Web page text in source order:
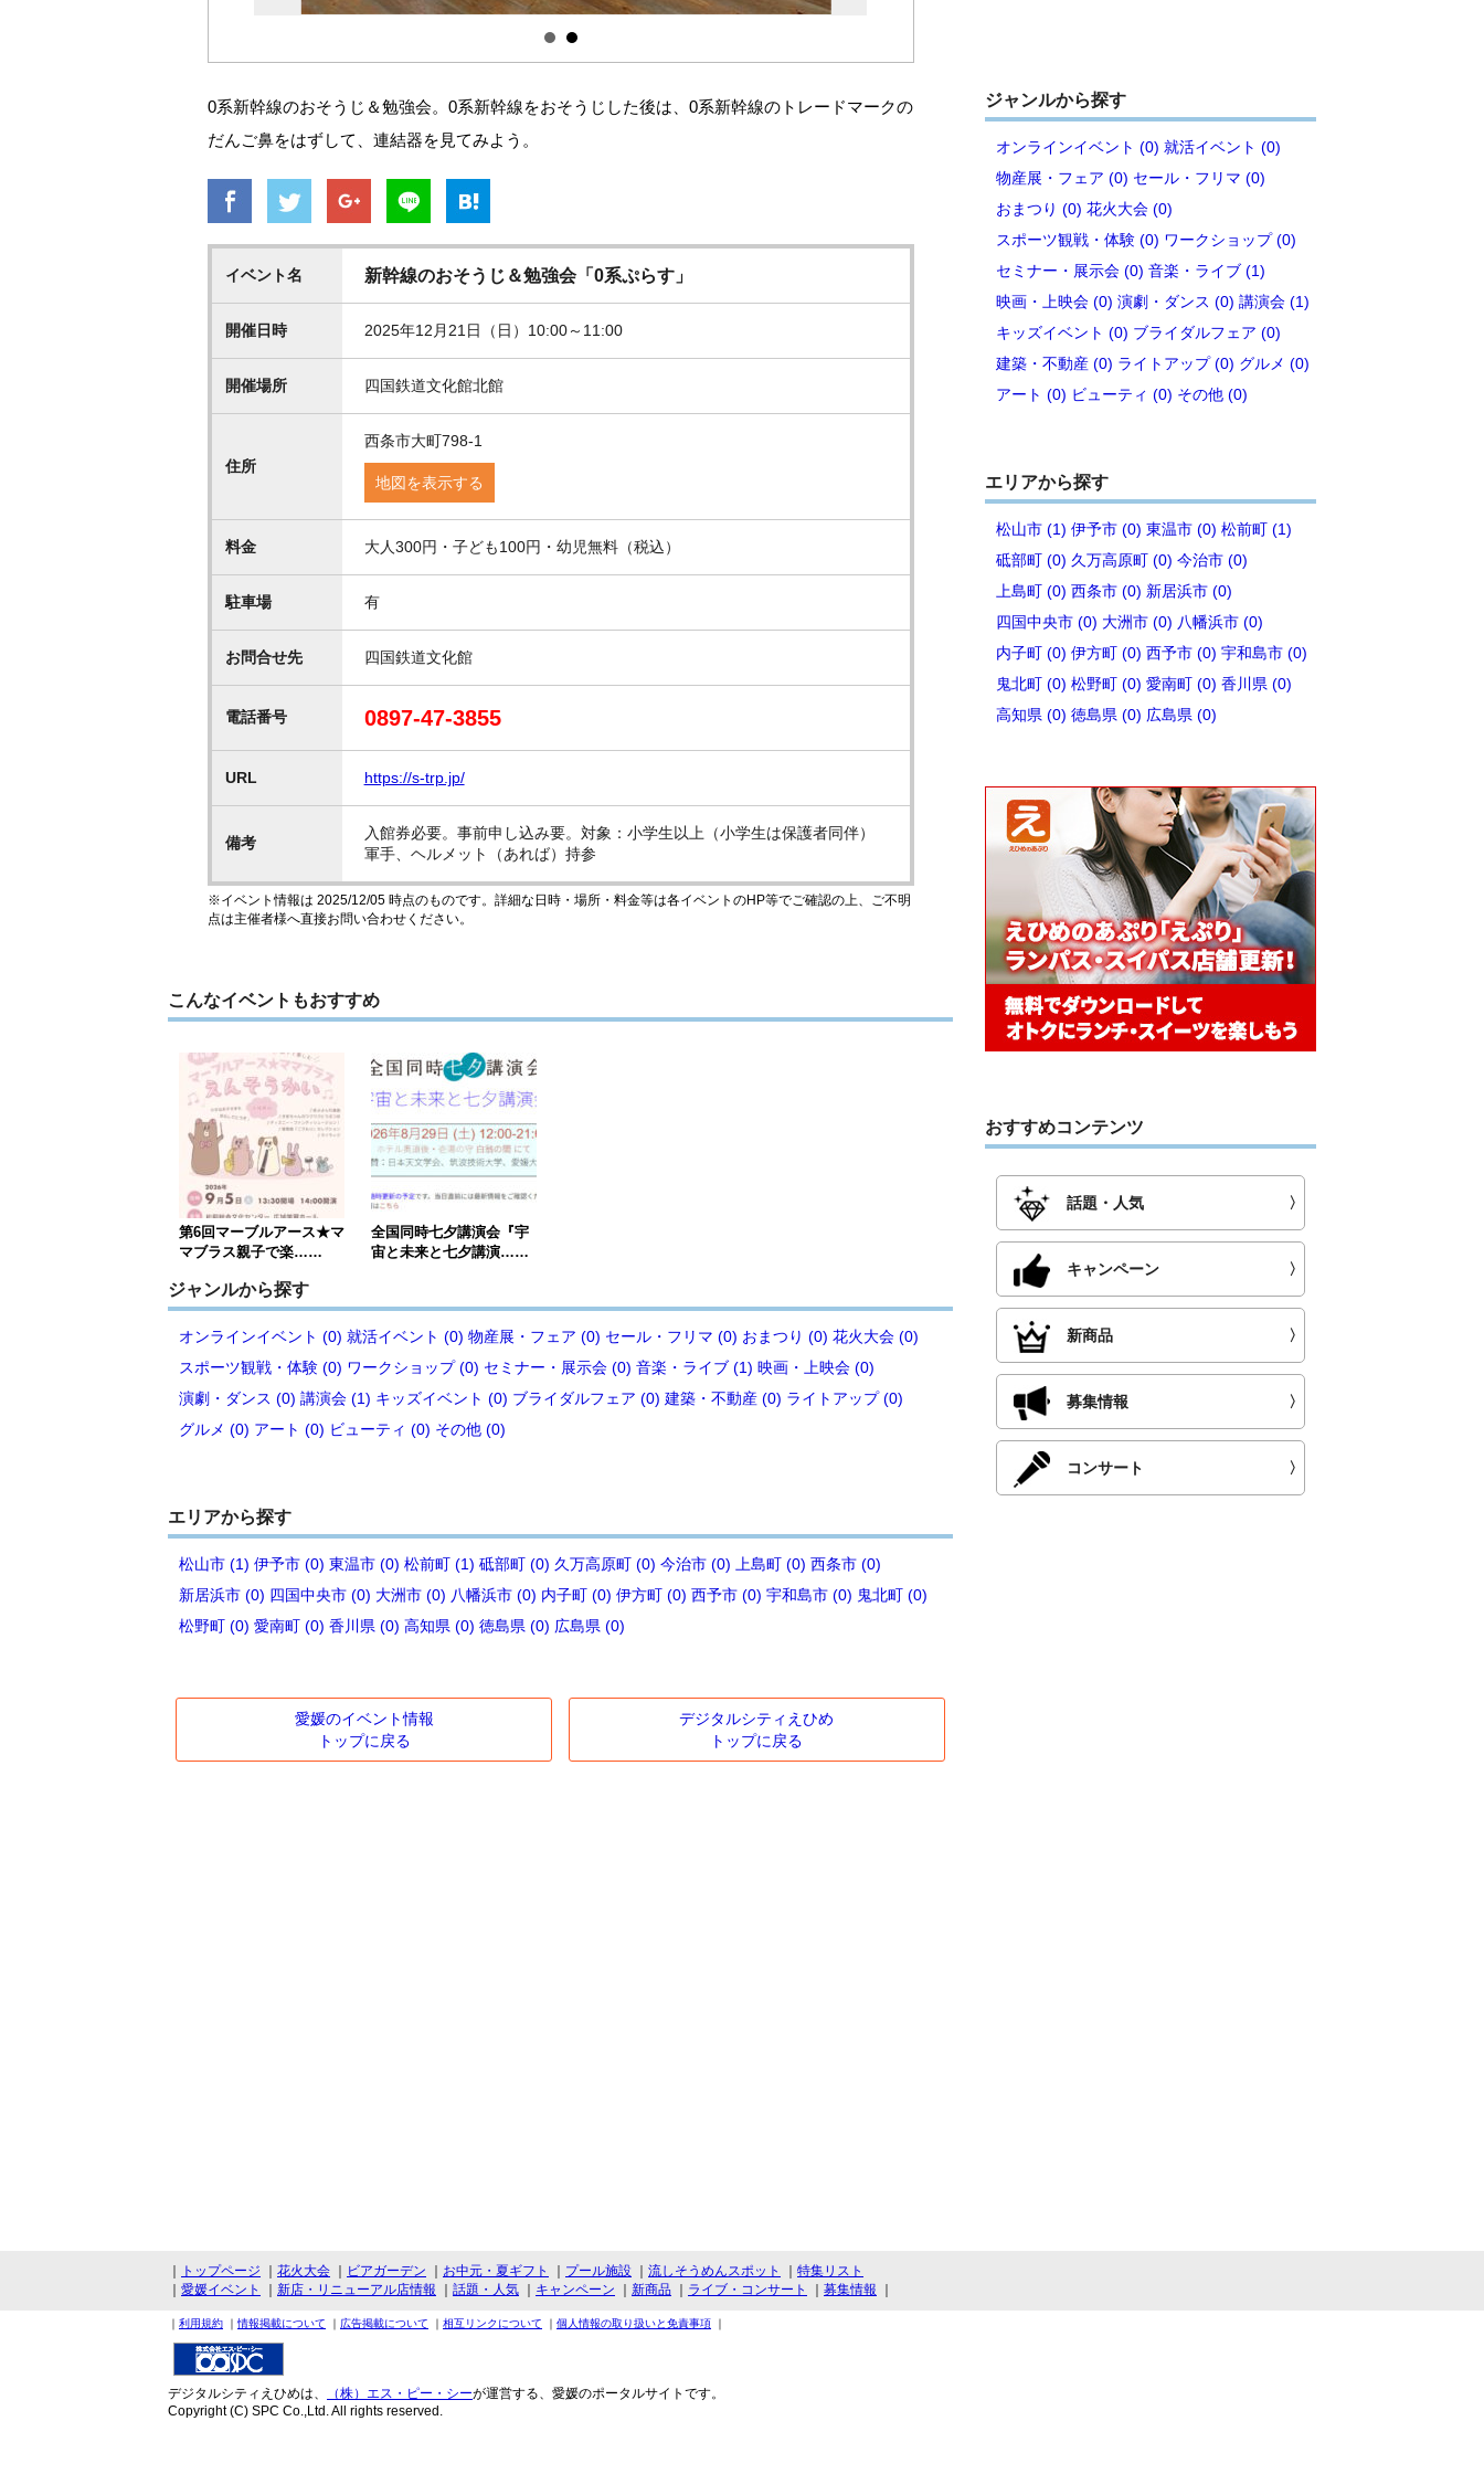
0系新幹線のおそうじ＆勉強会。0系新幹線をおそうじした後は、0系新幹線のトレードマークの
だんご鼻をはずして、連結器を見てみよう。
イベント名 新幹線のおそうじ＆勉強会「0系ぷらす」
開催日時 2025年12月21日（日）10:00～11:00
開催場所 四国鉄道文化館北館
住所
西条市大町798-1
地図を表示する
料金 大人300円・子ども100円・幼児無料（税込）
駐車場 有
お問合せ先 四国鉄道文化館
電話番号 0897-47-3855
URL https://s-trp.jp/
備考
入館券必要。事前申し込み要。対象：小学生以上（小学生は保護者同伴）
軍手、ヘルメット（あれば）持参
※イベント情報は 2025/12/05 時点のものです。詳細な日時・場所・料金等は各イベントのHP等でご確認の上、ご不明
点は主催者様へ直接お問い合わせください。
こんなイベントもおすすめ
第6回マーブルアース★マ
マブラス親子で楽……
全国同時七夕講演会『宇
宙と未来と七夕講演……
ジャンルから探す
オンラインイベント (0) 就活イベント (0) 物産展・フェア (0) セール・フリマ (0) おまつり (0) 花火大会 (0)
スポーツ観戦・体験 (0) ワークショップ (0) セミナー・展示会 (0) 音楽・ライブ (1) 映画・上映会 (0)
演劇・ダンス (0) 講演会 (1) キッズイベント (0) ブライダルフェア (0) 建築・不動産 (0) ライトアップ (0)
グルメ (0) アート (0) ビューティ (0) その他 (0)
エリアから探す
松山市 (1) 伊予市 (0) 東温市 (0) 松前町 (1) 砥部町 (0) 久万高原町 (0) 今治市 (0) 上島町 (0) 西条市 (0)
新居浜市 (0) 四国中央市 (0) 大洲市 (0) 八幡浜市 (0) 内子町 (0) 伊方町 (0) 西予市 (0) 宇和島市 (0) 鬼北町 (0)
松野町 (0) 愛南町 (0) 香川県 (0) 高知県 (0) 徳島県 (0) 広島県 (0)
愛媛のイベント情報
トップに戻る
デジタルシティえひめ
トップに戻る
ジャンルから探す
オンラインイベント (0) 就活イベント (0)
物産展・フェア (0) セール・フリマ (0)
おまつり (0) 花火大会 (0)
スポーツ観戦・体験 (0) ワークショップ (0)
セミナー・展示会 (0) 音楽・ライブ (1)
映画・上映会 (0) 演劇・ダンス (0) 講演会 (1)
キッズイベント (0) ブライダルフェア (0)
建築・不動産 (0) ライトアップ (0) グルメ (0)
アート (0) ビューティ (0) その他 (0)
エリアから探す
松山市 (1) 伊予市 (0) 東温市 (0) 松前町 (1)
砥部町 (0) 久万高原町 (0) 今治市 (0)
上島町 (0) 西条市 (0) 新居浜市 (0)
四国中央市 (0) 大洲市 (0) 八幡浜市 (0)
内子町 (0) 伊方町 (0) 西予市 (0) 宇和島市 (0)
鬼北町 (0) 松野町 (0) 愛南町 (0) 香川県 (0)
高知県 (0) 徳島県 (0) 広島県 (0)
おすすめコンテンツ
話題・人気 〉
キャンペーン 〉
新商品 〉
募集情報 〉
コンサート 〉
トップページ 花火大会 ビアガーデン お中元・夏ギフト プール施設 流しそうめんスポット
特集リスト
愛媛イベント 新店・リニューアル店情報 話題・人気 キャンペーン 新商品 ライブ・コンサート 募集情報
｜ 利用規約 ｜ 情報掲載について ｜ 広告掲載について ｜ 相互リンクについて ｜ 個人情報の取り扱いと免責事項 ｜
デジタルシティえひめは、 （株）エス・ピー・シーが運営する、愛媛のポータルサイトです。
Copyright (C) SPC Co.,Ltd. All rights reserved.